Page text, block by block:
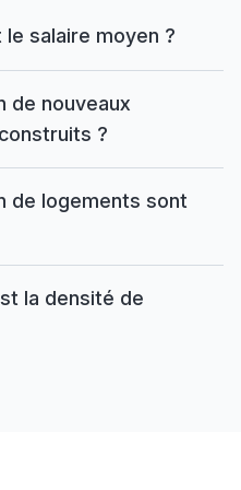
salaire moyen ?
de nouveaux
?
de logements sont
la densité de